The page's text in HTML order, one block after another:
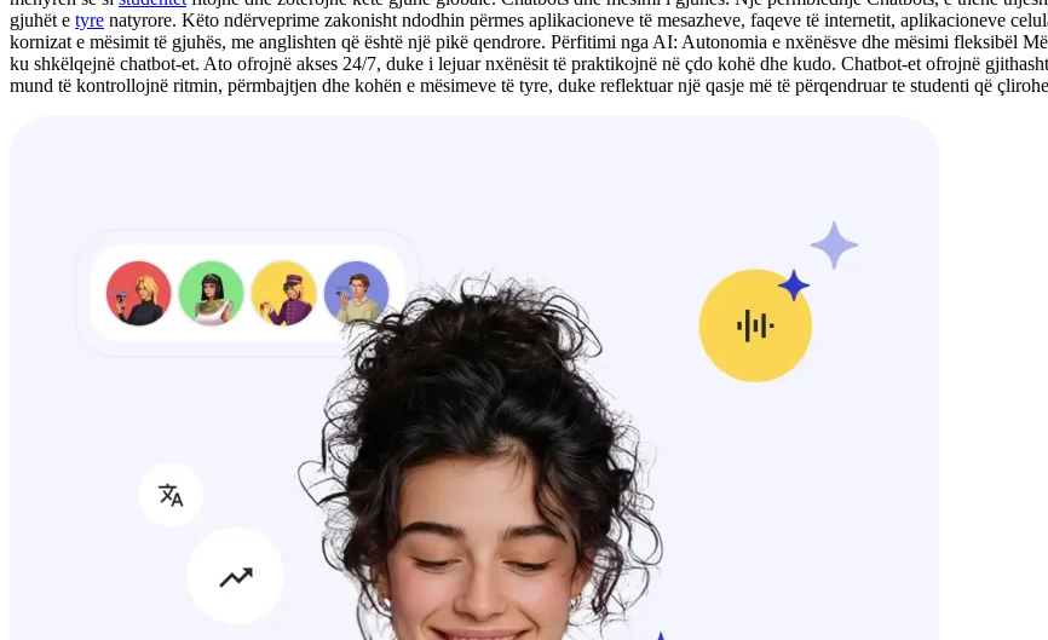
gjuhët e tyre natyrore. Këto ndërveprime zakonisht ndodhin përmes aplikacioneve të mesazheve, faqeve të internetit, aplikacioneve
kornizat e mësimit të gjuhës, me anglishten që është një pikë qendrore. Përfitimi nga AI: Autonomia e nxënësve dhe mësimi fleksibël
ku shkëlqejnë chatbot-et. Ato ofrojnë akses 24/7, duke i lejuar nxënësit të praktikojnë në çdo kohë dhe kudo. Chatbot-et ofrojnë
mund të kontrollojnë ritmin, përmbajtjen dhe kohën e mësimeve të tyre, duke reflektuar një qasje më të përqendruar te studenti që